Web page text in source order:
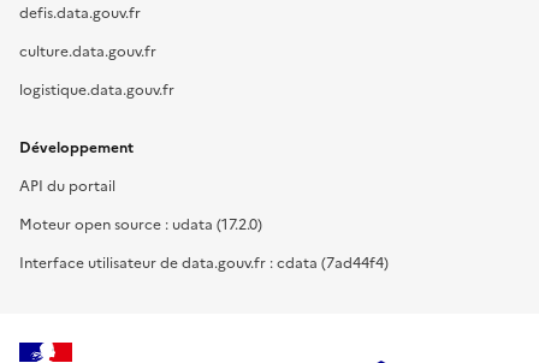
defis.data.gouv.fr
culture.data.gouv.fr
logistique.data.gouv.fr
Développement
API du portail
Moteur open source : udata (17.2.0)
Interface utilisateur de data.gouv.fr : cdata (7ad44f4)